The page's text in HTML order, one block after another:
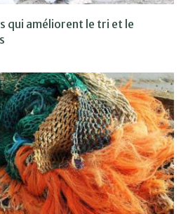
qui améliorent le tri et le